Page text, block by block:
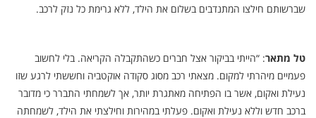
שברשותם חילצו המתנדבים בשלום את הילד, ללא גרימת כל נזק לרכב.
טל מתאר: “הייתי בביקור אצל חברים כשהתקבלה הקריאה. בלי לחשוב
פעמיים מיהרתי למקום. מצאתי רכב מסוג סקודה אוקטביה וחששתי לרגע שזו
נעילת ואקום, אשר בו הפתיחה מאתגרת יותר, אך לשמחתי התברר כי מדובר
ברכב חדש וללא נעילת ואקום. פעלתי במהירות וחילצתי את הילד, לשמחתה